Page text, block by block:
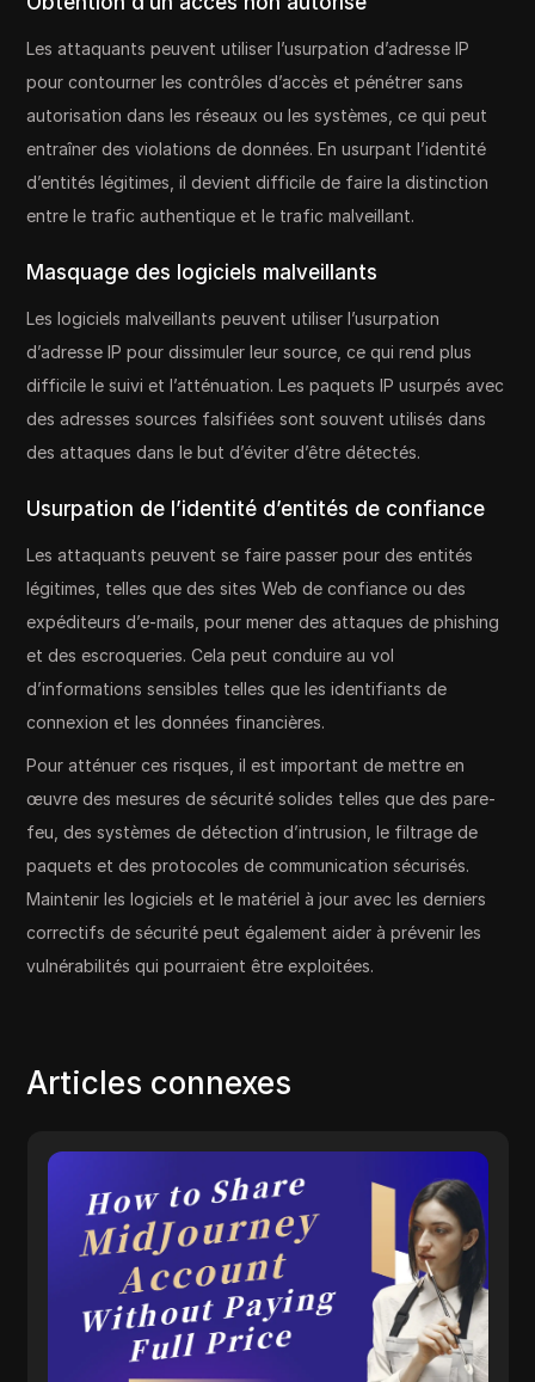
Les attaquants peuvent utiliser l’usurpation d’adresse IP
pour contourner les contrôles d’accès et pénétrer sans
autorisation dans les réseaux ou les systèmes, ce qui peut
entraîner des violations de données. En usurpant l’identité
d’entités légitimes, il devient difficile de faire la distinction
entre le trafic authentique et le trafic malveillant.
Masquage des logiciels malveillants
Les logiciels malveillants peuvent utiliser l’usurpation
d’adresse IP pour dissimuler leur source, ce qui rend plus
difficile le suivi et l’atténuation. Les paquets IP usurpés avec
des adresses sources falsifiées sont souvent utilisés dans
des attaques dans le but d’éviter d’être détectés.
Usurpation de l’identité d’entités de confiance
Les attaquants peuvent se faire passer pour des entités
légitimes, telles que des sites Web de confiance ou des
expéditeurs d’e-mails, pour mener des attaques de phishing
et des escroqueries. Cela peut conduire au vol
d’informations sensibles telles que les identifiants de
connexion et les données financières.
Pour atténuer ces risques, il est important de mettre en
œuvre des mesures de sécurité solides telles que des pare-
feu, des systèmes de détection d’intrusion, le filtrage de
paquets et des protocoles de communication sécurisés.
Maintenir les logiciels et le matériel à jour avec les derniers
correctifs de sécurité peut également aider à prévenir les
vulnérabilités qui pourraient être exploitées.
Articles connexes